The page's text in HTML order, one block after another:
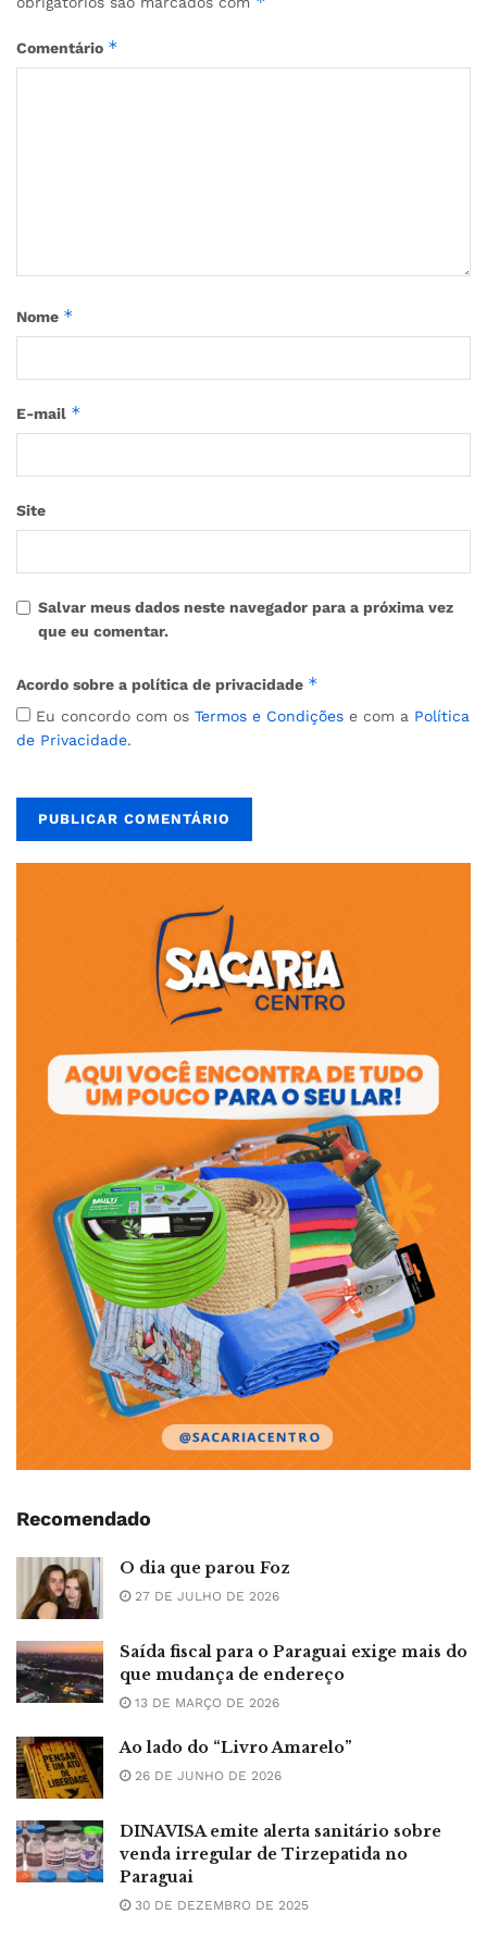
Comentário *
Nome *
E-mail *
Site
Salvar meus dados neste navegador para a próxima vez
que eu comentar.
Acordo sobre a política de privacidade *
Eu concordo com os Termos e Condições e com a Política
de Privacidade.
Recomendado
O dia que parou Foz
27 DE JULHO DE 2026
Saída fiscal para o Paraguai exige mais do
que mudança de endereço
13 DE MARÇO DE 2026
Ao lado do “Livro Amarelo”
26 DE JUNHO DE 2026
DINAVISA emite alerta sanitário sobre
venda irregular de Tirzepatida no
Paraguai
30 DE DEZEMBRO DE 2025